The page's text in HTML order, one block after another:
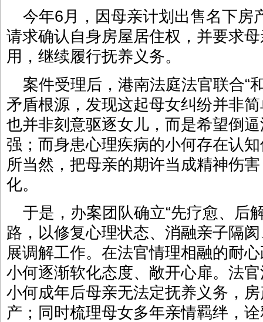
今年6月，因母亲计划出售名下房
请求确认自身房屋居住权，并要求
用，继续履行抚养义务。
案件受理后，港南法庭法官联合“
矛盾根源，发现这起母女纠纷并非
也并非刻意驱逐女儿，而是希望倒
强；而身患心理疾病的小何存在认
所当然，把母亲的期许当成精神伤
化。
于是，办案团队确立“先疗愈、后
路，以修复心理状态、消融亲子隔
展调解工作。在法官情理相融的耐
小何逐渐软化态度、敞开心扉。法
小何成年后母亲无法定抚养义务，
产；同时梳理母女多年亲情羁绊，